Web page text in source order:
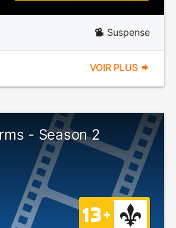
Suspense
VOIR PLUS
- Season 2